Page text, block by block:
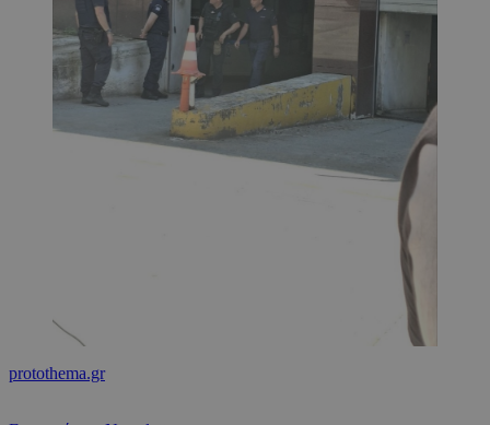
protothema.gr